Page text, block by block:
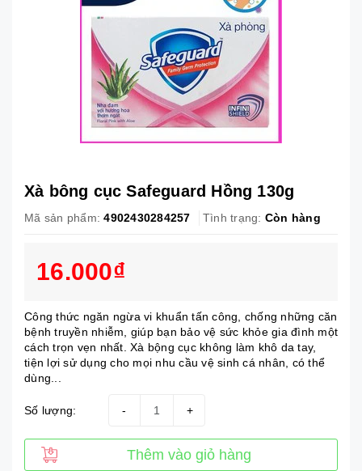
Xà bông cục Safeguard Hồng 130g
Mã sản phẩm: 4902430284257 Tình trạng: Còn hàng
16.000₫
Công thức ngăn ngừa vi khuẩn tấn công, chống những căn
bệnh truyền nhiễm, giúp bạn bảo vệ sức khỏe gia đình một
cách trọn vẹn nhất. Xà bộng cục không làm khô da tay,
tiện lợi sử dụng cho mọi nhu cầu vệ sinh cá nhân, có thể
dùng...
Số lượng: +
-
Thêm vào giỏ hàng